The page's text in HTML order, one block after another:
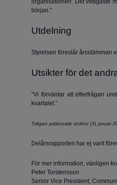
organisationen. Det viktigaste
början.”
Utdelning
Styrelsen föreslår årsstämman
Utsikter för det
”Vi förväntar att efterfrågan
kvartalet.”
Tidigare publicerade utsikter (31 januari
Delårsrapporten har ej varit
För mer information, vänligen
Peter Torstensson
Senior Vice President,